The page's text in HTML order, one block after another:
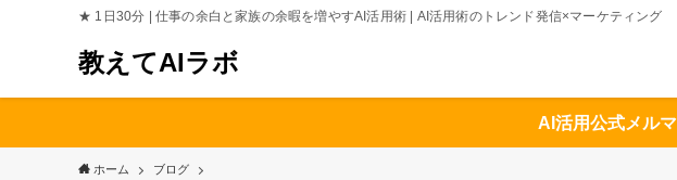
★ 1日30分 | 仕事の余白と家族の余暇を増やすAI活用術 | AI活用術のトレンド発信×マーケティング
教えてAIラボ
AI活用公式メル
ホーム ブログ